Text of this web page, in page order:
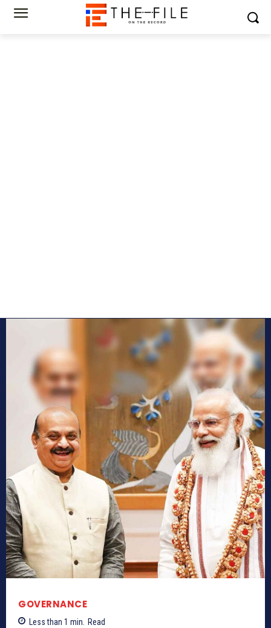
GOVERNANCE
Less than 1 min. Read